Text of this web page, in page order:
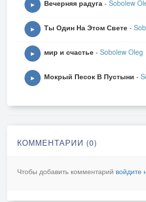
▶ Вечерняя радуга - Sobolew
▶ Ты Один На Этом Свете -
▶ мир и счастье - Sobolew Oleg
▶ Мокрый Песок В Пустыни -
КОММЕНТАРИИ (0)
Чтобы добавить комментарий войдите